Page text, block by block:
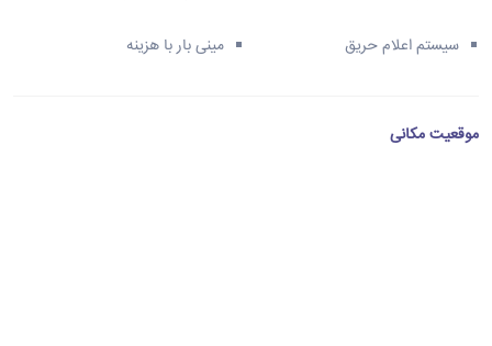
سیستم اعلام حریق مینی بار با هزینه
موقعیت مکانی